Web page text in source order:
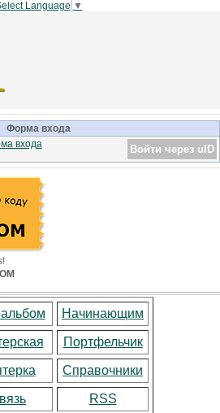
Language ▼
Форма входа
Войти через uID
входа
Начинающим
Портфельчик
Справочники
RSS